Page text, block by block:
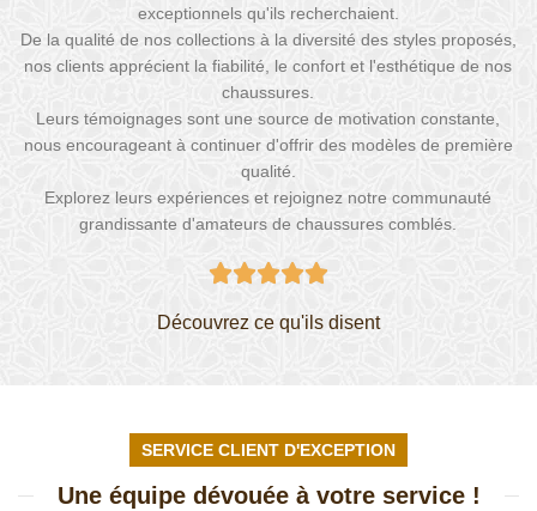
exceptionnels qu'ils recherchaient.
De la qualité de nos collections à la diversité des styles proposés,
nos clients apprécient la fiabilité, le confort et l'esthétique de nos
chaussures.
Leurs témoignages sont une source de motivation constante,
nous encourageant à continuer d'offrir des modèles de première
qualité.
Explorez leurs expériences et rejoignez notre communauté
grandissante d'amateurs de chaussures comblés.

Découvrez ce qu'ils disent
SERVICE CLIENT D'EXCEPTION
Une équipe dévouée à votre service !